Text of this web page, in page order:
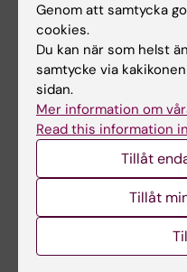
klinisk patologi och
Dobra disputerade i
2002 och blev docent
för KI:s program i
och är ansvarig för
läkarprogrammet.
Katalin Dobra har
patologi vid
Se en film med
Genom att samtycka
cookies.
Du kan när som helst
samtycke via
sidan.
Mer information om
Read this information
Tillåt
Tillåt